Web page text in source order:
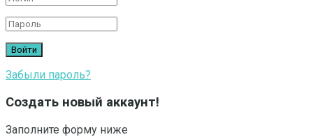
Забыли пароль?
Создать новый аккаунт!
Заполните форму ниже